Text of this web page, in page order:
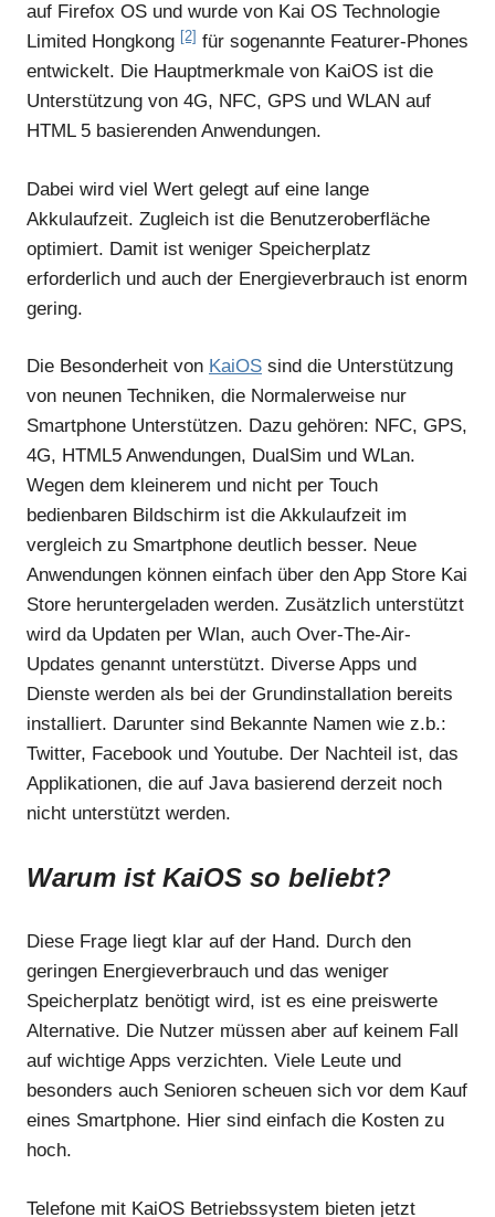
auf Firefox OS und wurde von Kai OS Technologie
Limited Hongkong [2] für sogenannte Featurer-Phones
entwickelt. Die Hauptmerkmale von KaiOS ist die
Unterstützung von 4G, NFC, GPS und WLAN auf
HTML 5 basierenden Anwendungen.
Dabei wird viel Wert gelegt auf eine lange
Akkulaufzeit. Zugleich ist die Benutzeroberfläche
optimiert. Damit ist weniger Speicherplatz
erforderlich und auch der Energieverbrauch ist enorm
gering.
Die Besonderheit von KaiOS sind die Unterstützung
von neunen Techniken, die Normalerweise nur
Smartphone Unterstützen. Dazu gehören: NFC, GPS,
4G, HTML5 Anwendungen, DualSim und WLan.
Wegen dem kleinerem und nicht per Touch
bedienbaren Bildschirm ist die Akkulaufzeit im
vergleich zu Smartphone deutlich besser. Neue
Anwendungen können einfach über den App Store Kai
Store heruntergeladen werden. Zusätzlich unterstützt
wird da Updaten per Wlan, auch Over-The-Air-
Updates genannt unterstützt. Diverse Apps und
Dienste werden als bei der Grundinstallation bereits
installiert. Darunter sind Bekannte Namen wie z.b.:
Twitter, Facebook und Youtube. Der Nachteil ist, das
Applikationen, die auf Java basierend derzeit noch
nicht unterstützt werden.
Warum ist KaiOS so beliebt?
Diese Frage liegt klar auf der Hand. Durch den
geringen Energieverbrauch und das weniger
Speicherplatz benötigt wird, ist es eine preiswerte
Alternative. Die Nutzer müssen aber auf keinem Fall
auf wichtige Apps verzichten. Viele Leute und
besonders auch Senioren scheuen sich vor dem Kauf
eines Smartphone. Hier sind einfach die Kosten zu
hoch.
Telefone mit KaiOS Betriebssystem bieten jetzt